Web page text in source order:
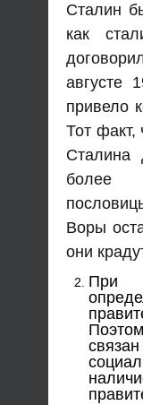
Сталин
как
августе
привело
Тот факт,
более
Воры
они
При